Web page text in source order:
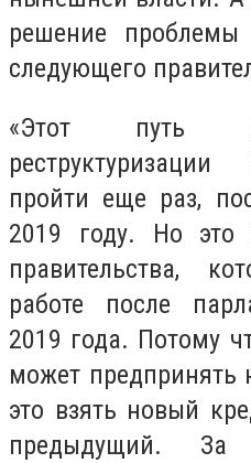
решение проблемы
следующего
«Этот путь
пройти еще раз,
2019 году. Но это
правительства,
работе после
2019 года. Потому
может
это взять новый
предыдущий. За